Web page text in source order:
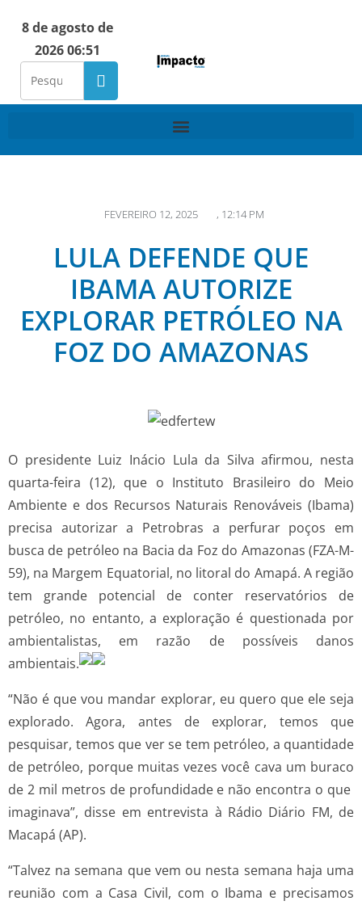
8 de agosto de
2026 06:51
FEVEREIRO 12, 2025 , 12:14 PM
LULA DEFENDE QUE
IBAMA AUTORIZE
EXPLORAR PETRÓLEO NA
FOZ DO AMAZONAS
O presidente Luiz Inácio Lula da Silva afirmou, nesta
quarta-feira (12), que o Instituto Brasileiro do Meio
Ambiente e dos Recursos Naturais Renováveis (Ibama)
precisa autorizar a Petrobras a perfurar poços em
busca de petróleo na Bacia da Foz do Amazonas (FZA-M-
59), na Margem Equatorial, no litoral do Amapá. A região
tem grande potencial de conter reservatórios de
petróleo, no entanto, a exploração é questionada por
ambientalistas, em razão de possíveis danos
ambientais.
“Não é que vou mandar explorar, eu quero que ele seja
explorado. Agora, antes de explorar, temos que
pesquisar, temos que ver se tem petróleo, a quantidade
de petróleo, porque muitas vezes você cava um buraco
de 2 mil metros de profundidade e não encontra o que
imaginava”, disse em entrevista à Rádio Diário FM, de
Macapá (AP).
“Talvez na semana que vem ou nesta semana haja uma
reunião com a Casa Civil, com o Ibama e precisamos